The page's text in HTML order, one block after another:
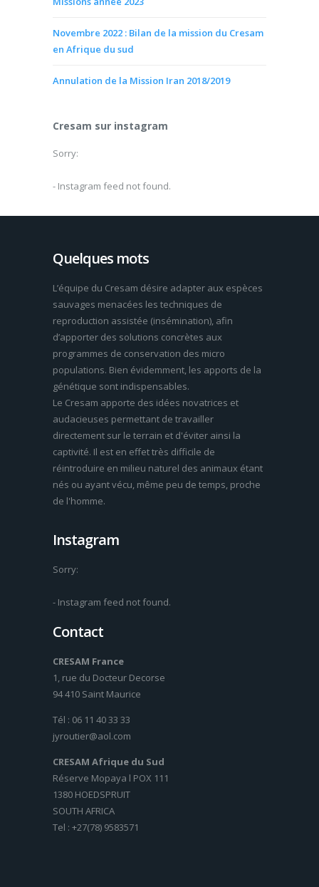
Novembre 2022 : Bilan de la mission du Cresam
en Afrique du sud
Annulation de la Mission Iran 2018/2019
Cresam sur instagram
Sorry:
- Instagram feed not found.
Quelques mots
L’équipe du Cresam désire adapter aux espèces
sauvages menacées les techniques de
reproduction assistée (insémination), afin
d’apporter des solutions concrètes aux
programmes de conservation des micro
populations. Bien évidemment, les apports de la
génétique sont indispensables.
Le Cresam apporte des idées novatrices et
audacieuses permettant de travailler
directement sur le terrain et d'éviter ainsi la
captivité. Il est en effet très difficile de
réintroduire en milieu naturel des animaux étant
nés ou ayant vécu, même peu de temps, proche
de l'homme.
Instagram
Sorry:
- Instagram feed not found.
Contact
CRESAM France
1, rue du Docteur Decorse
94 410 Saint Maurice
Tél : 06 11 40 33 33
jyroutier@aol.com
CRESAM Afrique du Sud
Réserve Mopaya l POX 111
1380 HOEDSPRUIT
SOUTH AFRICA
Tel : +27(78) 9583571